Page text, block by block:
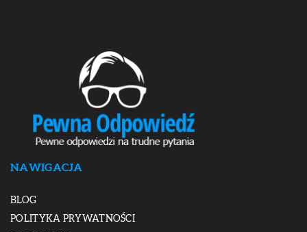
NAWIGACJA
BLOG
POLITYKA PRYWATNOŚCI